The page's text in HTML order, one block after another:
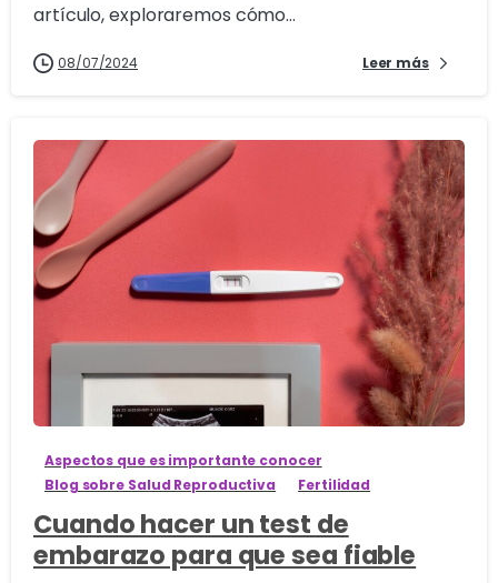
artículo, exploraremos cómo...
08/07/2024 Leer más
2
Aspectos que es importante conocer
Blog sobre Salud Reproductiva
Fertilidad
Cuando hacer un test de
embarazo para que sea fiable